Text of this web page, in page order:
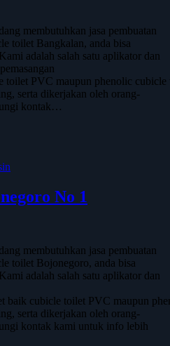
membutuhkan jasa pembuatan
toilet Bangkalan, anda bisa
adalah salah satu aplikator dan
toilet PVC maupun phenolic cubicle
serta dikerjakan oleh orang-
kontak…
No 1
membutuhkan jasa pembuatan
toilet Bojonegoro, anda bisa
adalah salah satu aplikator dan
baik cubicle toilet PVC maupun
serta dikerjakan oleh orang-
kontak kami untuk info lebih